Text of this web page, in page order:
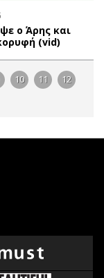
ο Άρης και
(vid)
10 11 12